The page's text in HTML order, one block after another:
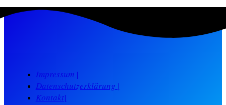
Impressum |
Datenschutzerklärung |
Kontakt|